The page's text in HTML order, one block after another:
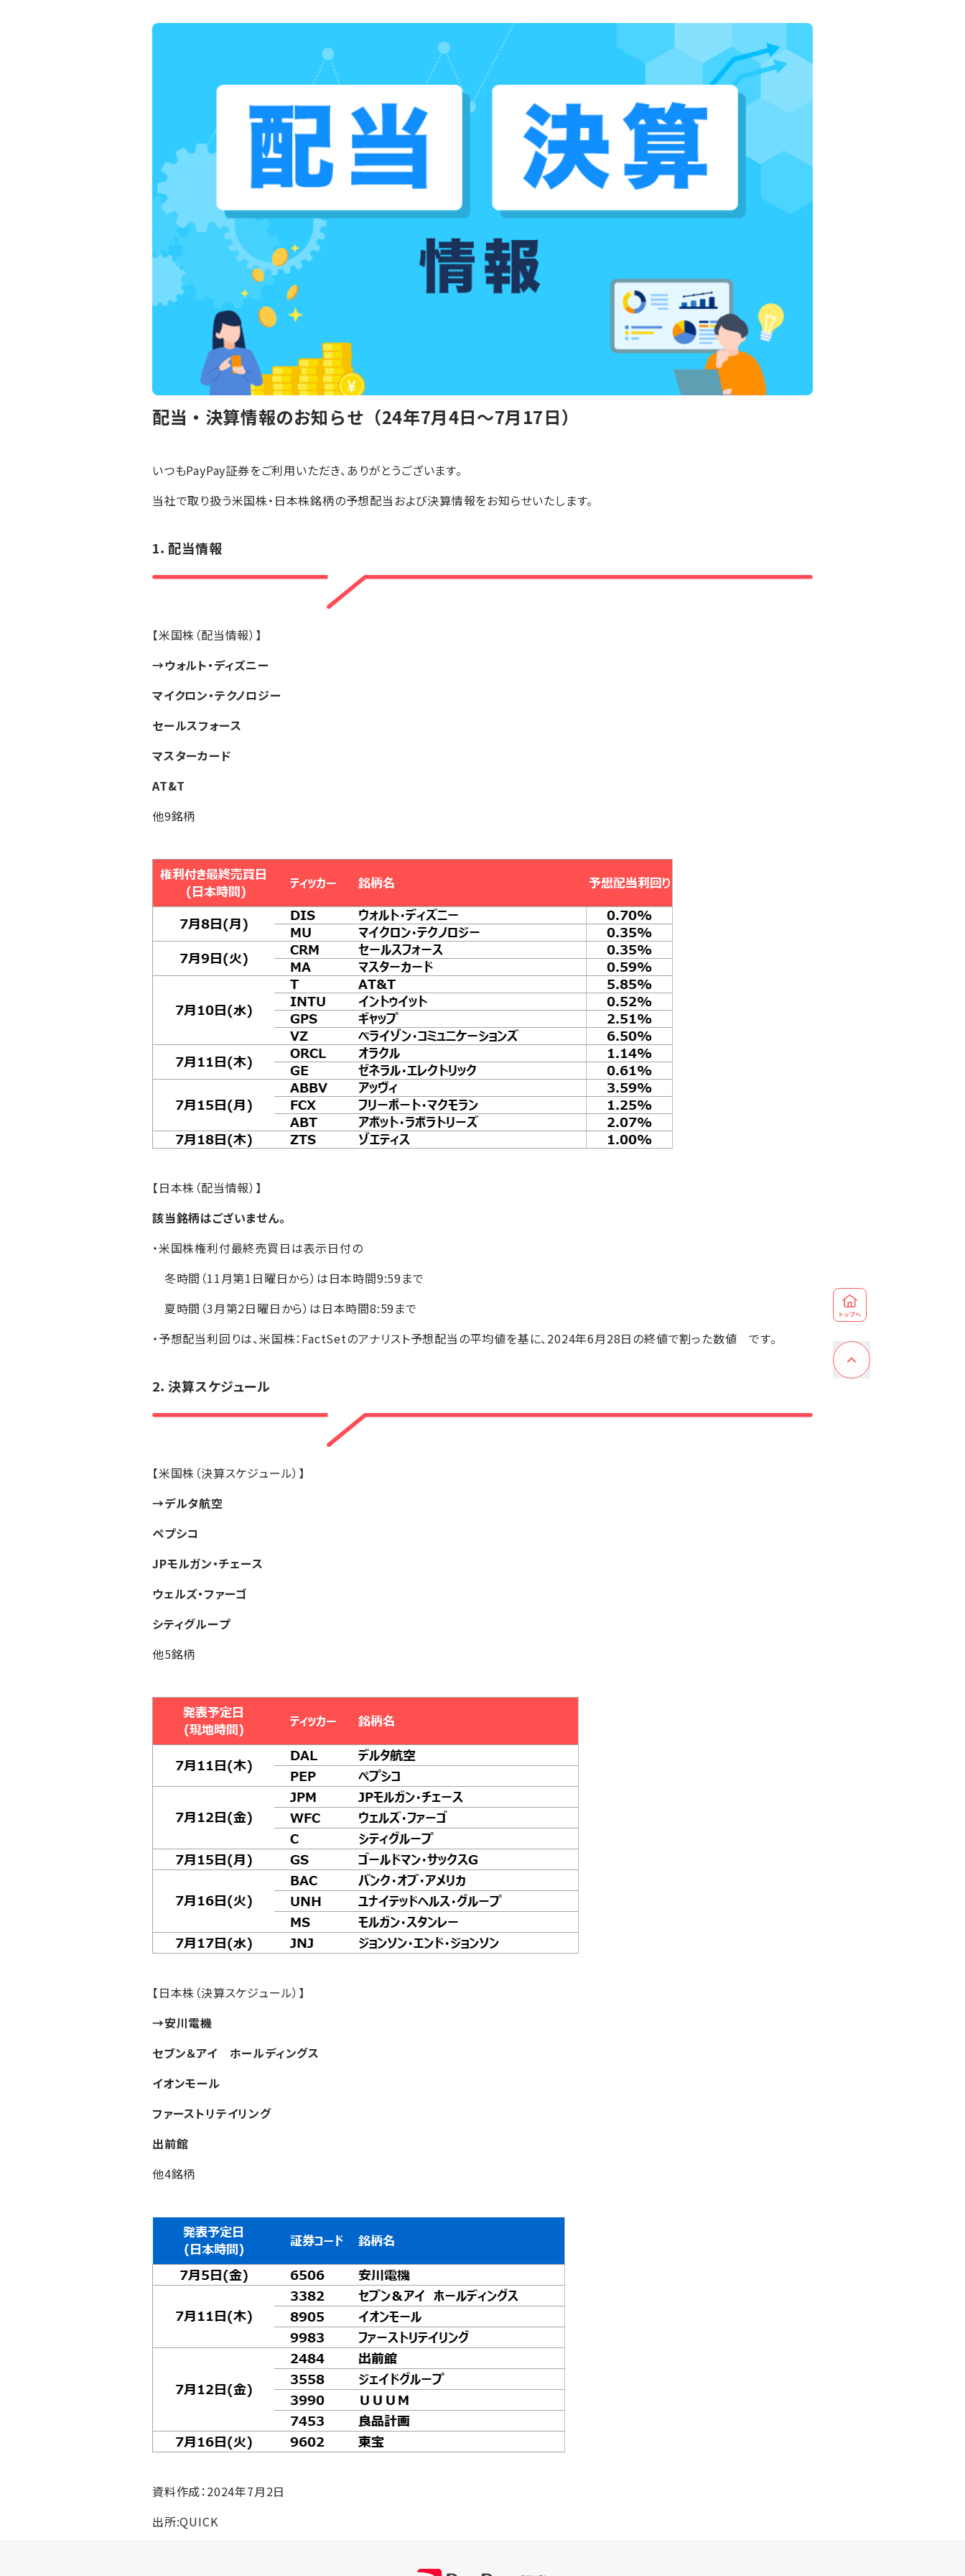
配当・決算情報のお知らせ（24年7月4日〜7月17日）
いつもPayPay証券をご利用いただき、ありがとうございます。
当社で取り扱う米国株・日本株銘柄の予想配当および決算情報をお知らせいたします。
1．配当情報
【米国株（配当情報）】
→ウォルト・ディズニー
マイクロン・テクノロジー
セールスフォース
マスターカード
AT&T
他9銘柄
【日本株（配当情報）】
該当銘柄はございません。
・米国株権利付最終売買日は表示日付の
冬時間（11月第1日曜日から）は日本時間9:59まで
夏時間（3月第2日曜日から）は日本時間8:59まで
・予想配当利回りは、米国株：FactSetのアナリスト予想配当の平均値を基に、2024年6月28日の終値で割った数値 です。
2．決算スケジュール
【米国株（決算スケジュール）】
→デルタ航空
ペプシコ
JPモルガン・チェース
ウェルズ・ファーゴ
シティグループ
他5銘柄
【日本株（決算スケジュール）】
→安川電機
セブン＆アイ ホールディングス
イオンモール
ファーストリテイリング
出前館
他4銘柄
資料作成：2024年7月2日
出所:QUICK